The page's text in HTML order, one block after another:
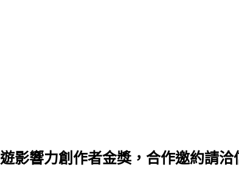
影響力創作者金獎，合作邀約請洽